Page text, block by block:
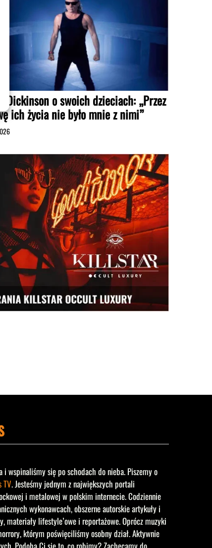
Dickinson o swoich dzieciach: „Przez
ich życia nie było mnie z nimi”
i wspinaliśmy się po schodach do nieba. Piszemy o
TV. Jesteśmy jednym z największych portali
i metalowej w polskim internecie. Codziennie
wykonawcach, obszerne autorskie artykuły i
materiały lifestyle’owe i reportażowe. Oprócz muzyki
którym poświęciliśmy osobny dział. Aktywnie